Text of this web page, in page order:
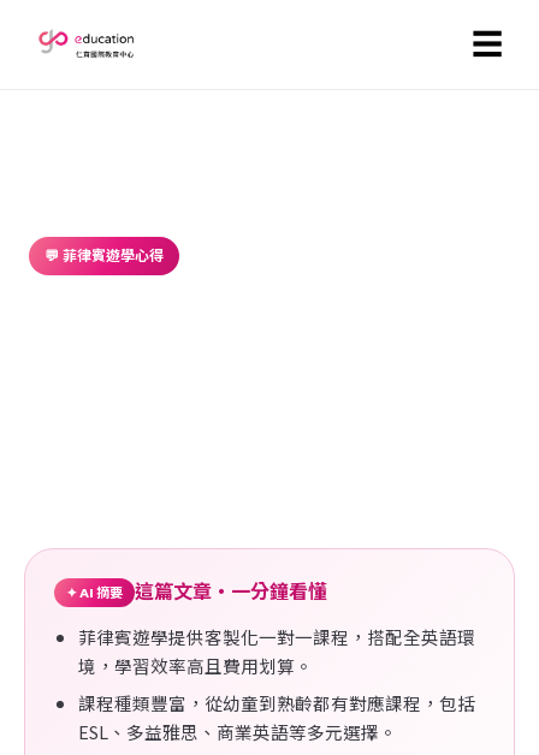
☰
💬 菲律賓遊學心得
✦ AI 摘要 這篇文章・一分鐘看懂
菲律賓遊學提供客製化一對一課程，搭配全英語環
境，學習效率高且費用划算。
課程種類豐富，從幼童到熟齡都有對應課程，包括
ESL、多益雅思、商業英語等多元選擇。